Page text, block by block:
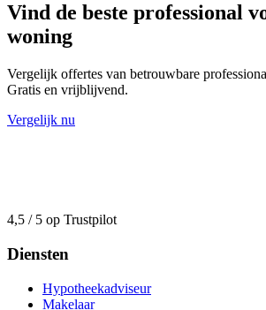
Vind de beste professional
woning
Vergelijk offertes van betrouwbare
Gratis en vrijblijvend.
Vergelijk nu
4,5 / 5 op Trustpilot
Diensten
Hypotheekadviseur
Makelaar